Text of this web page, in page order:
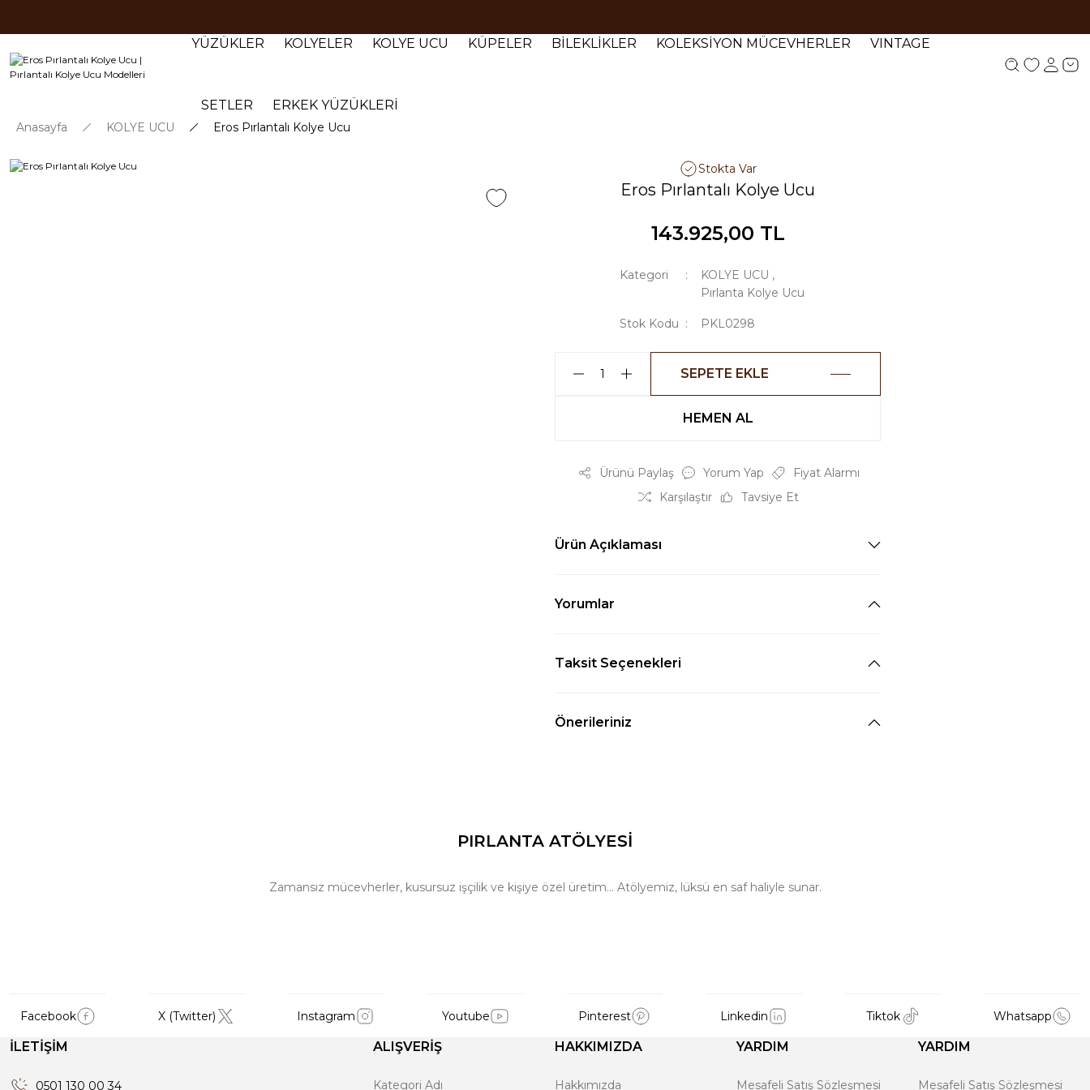
Tüm siparişlerde 1000 TL ve üzeri ücretsiz kargo. #3
YÜZÜKLER KOLYELER KOLYE UCU KÜPELER BİLEKLİKLER KOLEKSİYON MÜCEVHERLER VINTAGE
SETLER ERKEK YÜZÜKLERİ
Anasayfa KOLYE UCU Eros Pırlantalı Kolye Ucu
Stokta Var
Eros Pırlantalı Kolye Ucu
143.925,00 TL
Kategori KOLYE UCU ,
Pırlanta Kolye Ucu
Stok Kodu PKL0298
SEPETE EKLE
HEMEN AL
Ürünü Paylaş Yorum Yap
Fiyat Alarmı
Karşılaştır
Tavsiye Et
Ürün Açıklaması
Yorumlar
Taksit Seçenekleri
Önerileriniz
PIRLANTA ATÖLYESİ
Zamansız mücevherler, kusursuz işçilik ve kişiye özel üretim… Atölyemiz, lüksü en saf haliyle sunar.
Facebook X (Twitter) Instagram Youtube Pinterest Linkedin Tiktok Whatsapp
İLETİŞİM
0501 130 00 34
ALIŞVERİŞ
Kategori Adı
HAKKIMIZDA
Hakkımızda
YARDIM
Mesafeli Satış Sözleşmesi
YARDIM
Mesafeli Satış Sözleşmesi